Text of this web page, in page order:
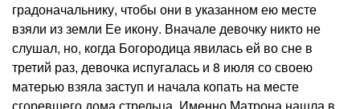
градоначальнику, чтобы они в указанном ею месте
взяли из земли Ее икону. Вначале девочку никто не
слушал, но, когда Богородица явилась ей во сне в
третий раз, девочка испугалась и 8 июля со своею
матерью взяла заступ и начала копать на месте
сгоревшего дома стрельца. Именно Матрона нашла в